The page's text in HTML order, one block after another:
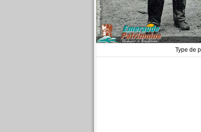
Type de